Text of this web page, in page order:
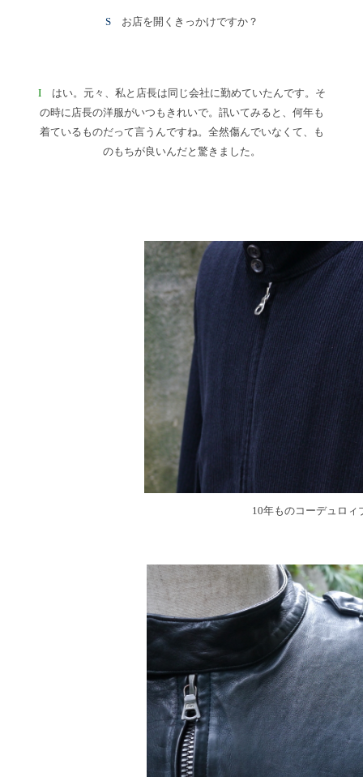
Sお店を開くきっかけですか？
Iはい。元々、私と店長は同じ会社に勤めていたんです。そ
の時に店長の洋服がいつもきれいで。訊いてみると、何年も
着ているものだって言うんですね。全然傷んでいなくて、も
のもちが良いんだと驚きました。
10年ものコーデュロィ